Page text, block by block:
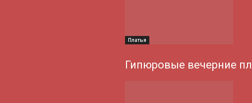
Платья
Гипюровые вечерние